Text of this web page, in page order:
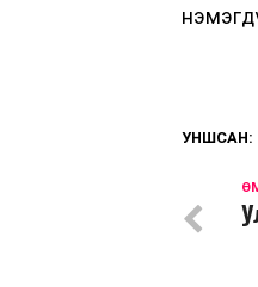
УНШСАН: